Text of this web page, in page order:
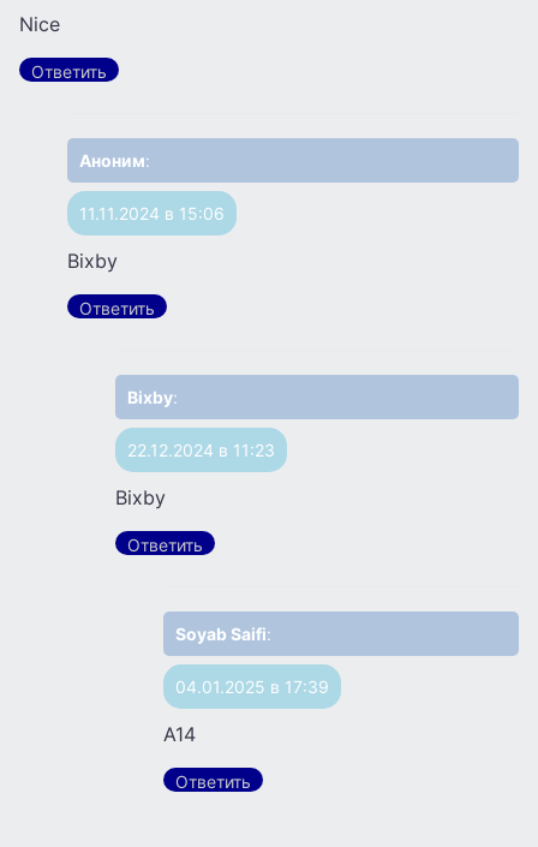
Nice
Ответить
Аноним:
11.11.2024 в 15:06
Bixby
Ответить
Bixby:
22.12.2024 в 11:23
Bixby
Ответить
Soyab Saifi:
04.01.2025 в 17:39
A14
Ответить